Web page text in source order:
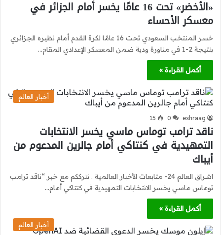
«الأخضر» تحت 16 عامًا يخسر أمام الجزائر في
معسكر الأحساء
خسر المنتخب السعودي تحت 16 عامًا لكرة القدم أمام نظيره الجزائري
بنتيجة 2-1 في مناورة ودية ضمن المعسكر الإعدادي المقام…
أكمل القراءة »
أخبار العالم
eshraag
0
15
ناقد ترامب توماس ماسي يخسر الانتخابات
التمهيدية في كنتاكي أمام جالرين المدعوم من
أيباك
اشراق العالم 24- متابعات الأخبار العالمية . نترككم مع خبر “ناقد ترامب
توماس ماسي يخسر الانتخابات التمهيدية في كنتاكي أمام…
أكمل القراءة »
أخبار العالم